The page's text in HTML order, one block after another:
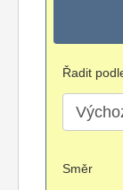
Řadit
Směr